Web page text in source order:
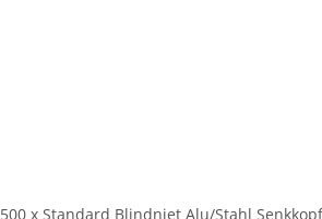
500 x Standard Blindniet Alu/Stahl